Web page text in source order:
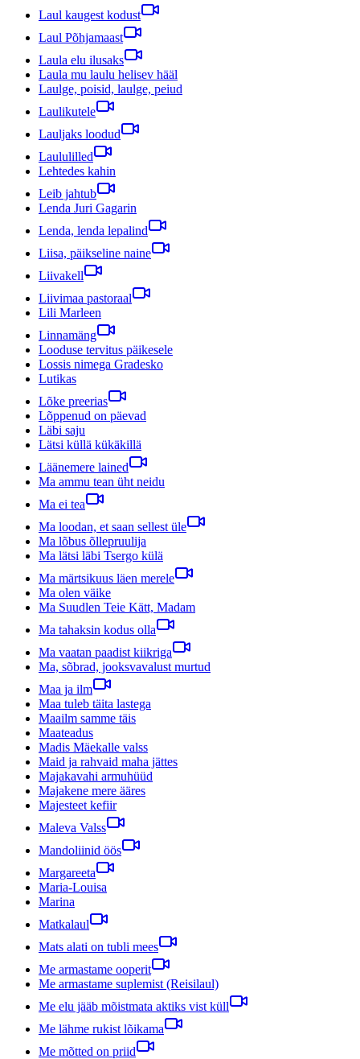
Laul kaugest kodust
Laul Põhjamaast
Laula elu ilusaks
Laula mu laulu helisev hääl
Laulge, poisid, laulge, peiud
Laulikutele
Lauljaks loodud
Laululilled
Lehtedes kahin
Leib jahtub
Lenda Juri Gagarin
Lenda, lenda lepalind
Liisa, päikseline naine
Liivakell
Liivimaa pastoraal
Lili Marleen
Linnamäng
Looduse tervitus päikesele
Lossis nimega Gradesko
Lutikas
Lõke preerias
Lõppenud on päevad
Läbi saju
Lätsi küllä kükäkillä
Läänemere lained
Ma ammu tean üht neidu
Ma ei tea
Ma loodan, et saan sellest üle
Ma lõbus õllepruulija
Ma lätsi läbi Tsergo külä
Ma märtsikuus läen merele
Ma olen väike
Ma Suudlen Teie Kätt, Madam
Ma tahaksin kodus olla
Ma vaatan paadist kiikriga
Ma, sõbrad, jooksvavalust murtud
Maa ja ilm
Maa tuleb täita lastega
Maailm samme täis
Maateadus
Madis Mäekalle valss
Maid ja rahvaid maha jättes
Majakavahi armuhüüd
Majakene mere ääres
Majesteet kefiir
Maleva Valss
Mandoliinid öös
Margareeta
Maria-Louisa
Marina
Matkalaul
Mats alati on tubli mees
Me armastame ooperit
Me armastame suplemist (Reisilaul)
Me elu jääb mõistmata aktiks vist küll
Me lähme rukist lõikama
Me mõtted on priid